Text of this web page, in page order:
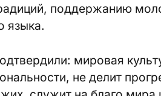
поддержанию
языка.
мировая
не делит